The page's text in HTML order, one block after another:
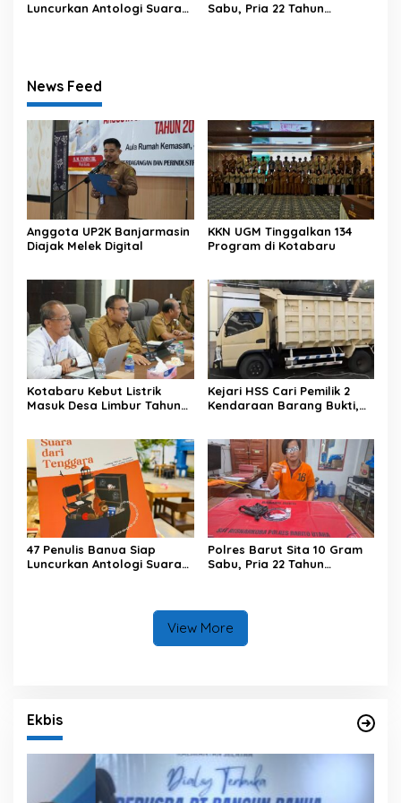
Luncurkan Antologi Suara
Sabu, Pria 22 Tahun
News Feed
Anggota UP2K Banjarmasin
Diajak Melek Digital
KKN UGM Tinggalkan 134
Program di Kotabaru
Kotabaru Kebut Listrik
Masuk Desa Limbur Tahun
Kejari HSS Cari Pemilik 2
Kendaraan Barang Bukti,
47 Penulis Banua Siap
Luncurkan Antologi Suara
Polres Barut Sita 10 Gram
Sabu, Pria 22 Tahun
View More
Ekbis